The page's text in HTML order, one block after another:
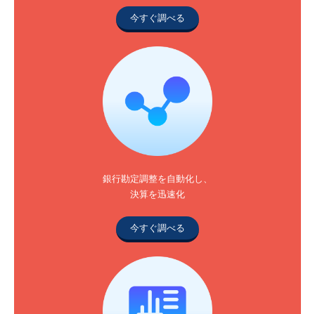
今すぐ調べる
銀行勘定調整を自動化し、
決算を迅速化
今すぐ調べる